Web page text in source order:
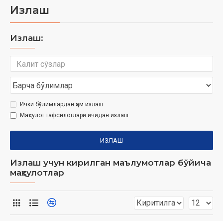
Излаш
Излаш:
Ички бўлимлардан ҳам излаш
Маҳсулот тафсилотлари ичидан излаш
ИЗЛАШ
Излаш учун кирилган маълумотлар бўйича
маҳсулотлар